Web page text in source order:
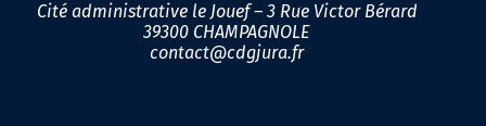
Cité administrative le Jouef – 3 Rue Victor Bérard
39300 CHAMPAGNOLE
contact@cdgjura.fr